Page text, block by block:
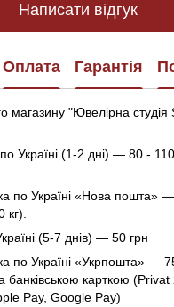
Написати відгук
Оплата Гарантія
магазину "Ювелірна
Україні (1-2 дні) — 80 -
по Україні «Нова пошта»
(5-7 днів) — 50 грн
по Україні «Укрпошта» —
карткою (Privat
Pay, Google Pay)